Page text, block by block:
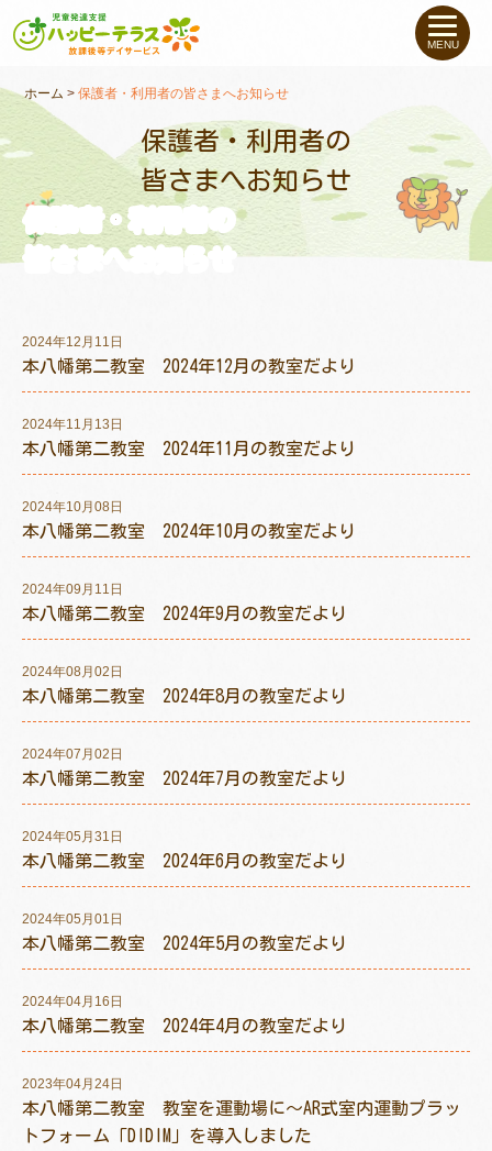
私たちについて
未就学のお子さま（０〜６才）
小学生〜高校生の お子さま
支援事例
教室一覧
ご利用について
MENU
ホーム >保護者・利用者の皆さまへお知らせ
保護者・利用者の
皆さまへお知らせ
保護者・利用者の
皆さまへお知らせ
2024年12月11日
本八幡第二教室 2024年12月の教室だより
2024年11月13日
本八幡第二教室 2024年11月の教室だより
2024年10月08日
本八幡第二教室 2024年10月の教室だより
2024年09月11日
本八幡第二教室 2024年9月の教室だより
2024年08月02日
本八幡第二教室 2024年8月の教室だより
2024年07月02日
本八幡第二教室 2024年7月の教室だより
2024年05月31日
本八幡第二教室 2024年6月の教室だより
2024年05月01日
本八幡第二教室 2024年5月の教室だより
2024年04月16日
本八幡第二教室 2024年4月の教室だより
2023年04月24日
本八幡第二教室 教室を運動場に～AR式室内運動プラッ
トフォーム「DIDIM」を導入しました